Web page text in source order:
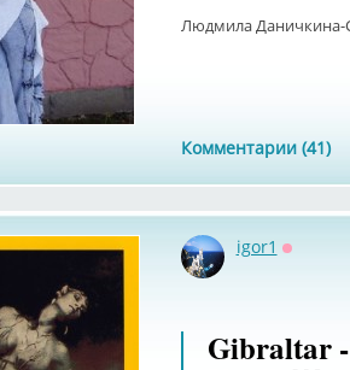
Людмила
Комментарии (41)
igor1
Gibraltar